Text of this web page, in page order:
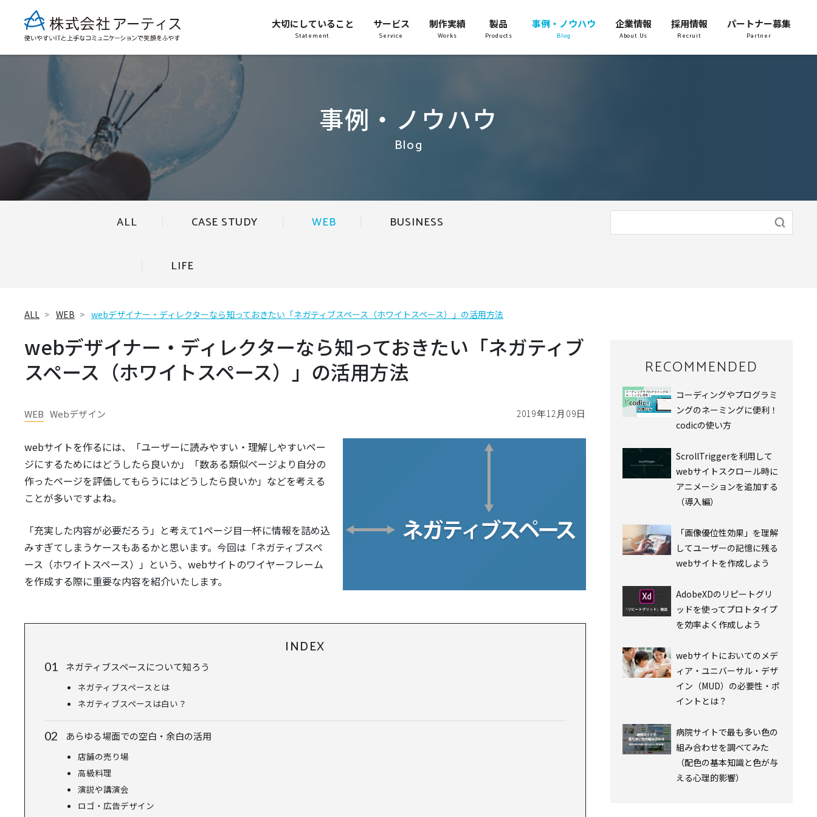
大切にしていること
Statement
サービス
Service
制作実績
Works
製品
Products
事例・ノウハウ
Blog
企業情報
About Us
採用情報
Recruit
パートナー募集
Partner
事例・ノウハウ
Blog
ALL CASE STUDY WEB BUSINESS
LIFE
ALL WEB webデザイナー・ディレクターなら知っておきたい「ネガティブスペース（ホワイトスペース）」の活用方法
webデザイナー・ディレクターなら知っておきたい「ネガティブ
スペース（ホワイトスペース）」の活用方法
2019年12月09日
WEB Webデザイン
webサイトを作るには、「ユーザーに読みやすい・理解しやすいペー
ジにするためにはどうしたら良いか」「数ある類似ページより自分の
作ったページを評価してもらうにはどうしたら良いか」などを考える
ことが多いですよね。
「充実した内容が必要だろう」と考えて1ページ目一杯に情報を詰め込
みすぎてしまうケースもあるかと思います。今回は「ネガティブスペ
ース（ホワイトスペース）」という、webサイトのワイヤーフレーム
を作成する際に重要な内容を紹介いたします。
INDEX
ネガティブスペースについて知ろう
ネガティブスペースとは
ネガティブスペースは白い？
あらゆる場面での空白・余白の活用
店舗の売り場
高級料理
演説や講演会
ロゴ・広告デザイン
RECOMMENDED
コーディングやプログラミ
ングのネーミングに便利！
codicの使い方
ScrollTriggerを利用して
webサイトスクロール時に
アニメーションを追加する
（導入編）
「画像優位性効果」を理解
してユーザーの記憶に残る
webサイトを作成しよう
AdobeXDのリピートグリ
ッドを使ってプロトタイプ
を効率よく作成しよう
webサイトにおいてのメデ
ィア・ユニバーサル・デザ
イン（MUD）の必要性・ポ
イントとは？
病院サイトで最も多い色の
組み合わせを調べてみた
（配色の基本知識と色が与
える心理的影響）